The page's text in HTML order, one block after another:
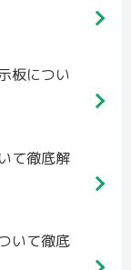
板につい
て徹底解
いて徹底